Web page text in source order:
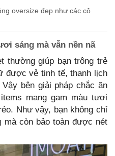
oversize đẹp như các cô
sáng mà vẫn nền nã
thường giúp bạn trông trẻ
được vẻ tinh tế, thanh lịch
bên giải pháp chắc ăn
mang gam màu tươi
Như vậy, bạn không chỉ
còn bảo toàn được nét